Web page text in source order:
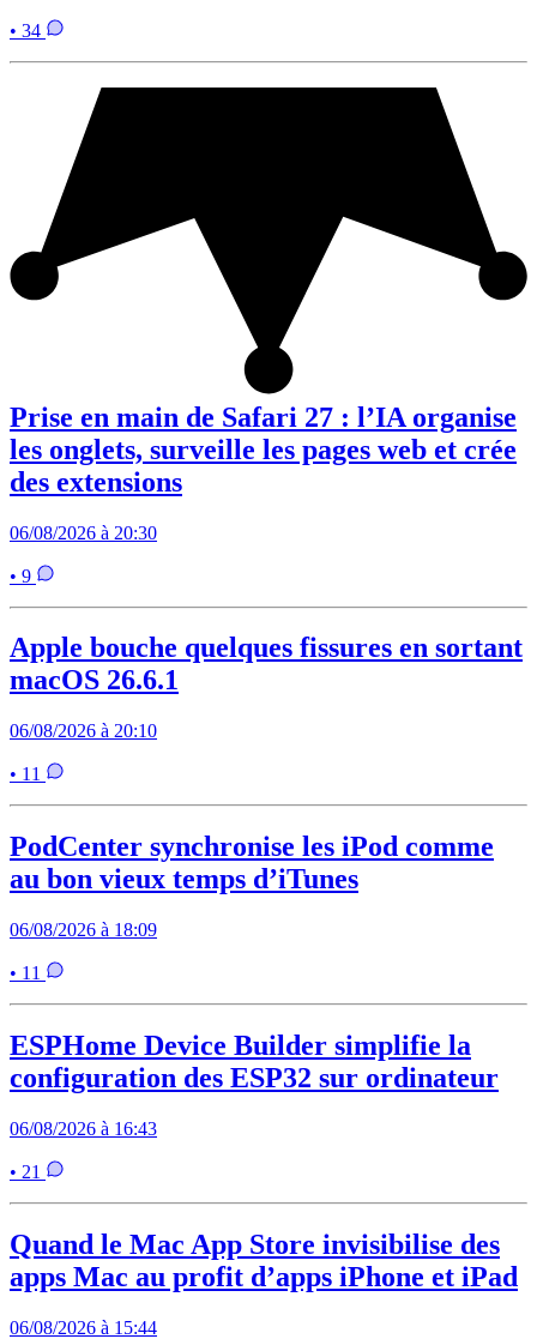
• 34
Prise en main de Safari 27 : l’IA organise
les onglets, surveille les pages web et crée
des extensions
06/08/2026 à 20:30
• 9
Apple bouche quelques fissures en sortant
macOS 26.6.1
06/08/2026 à 20:10
• 11
PodCenter synchronise les iPod comme
au bon vieux temps d’iTunes
06/08/2026 à 18:09
• 11
ESPHome Device Builder simplifie la
configuration des ESP32 sur ordinateur
06/08/2026 à 16:43
• 21
Quand le Mac App Store invisibilise des
apps Mac au profit d’apps iPhone et iPad
06/08/2026 à 15:44